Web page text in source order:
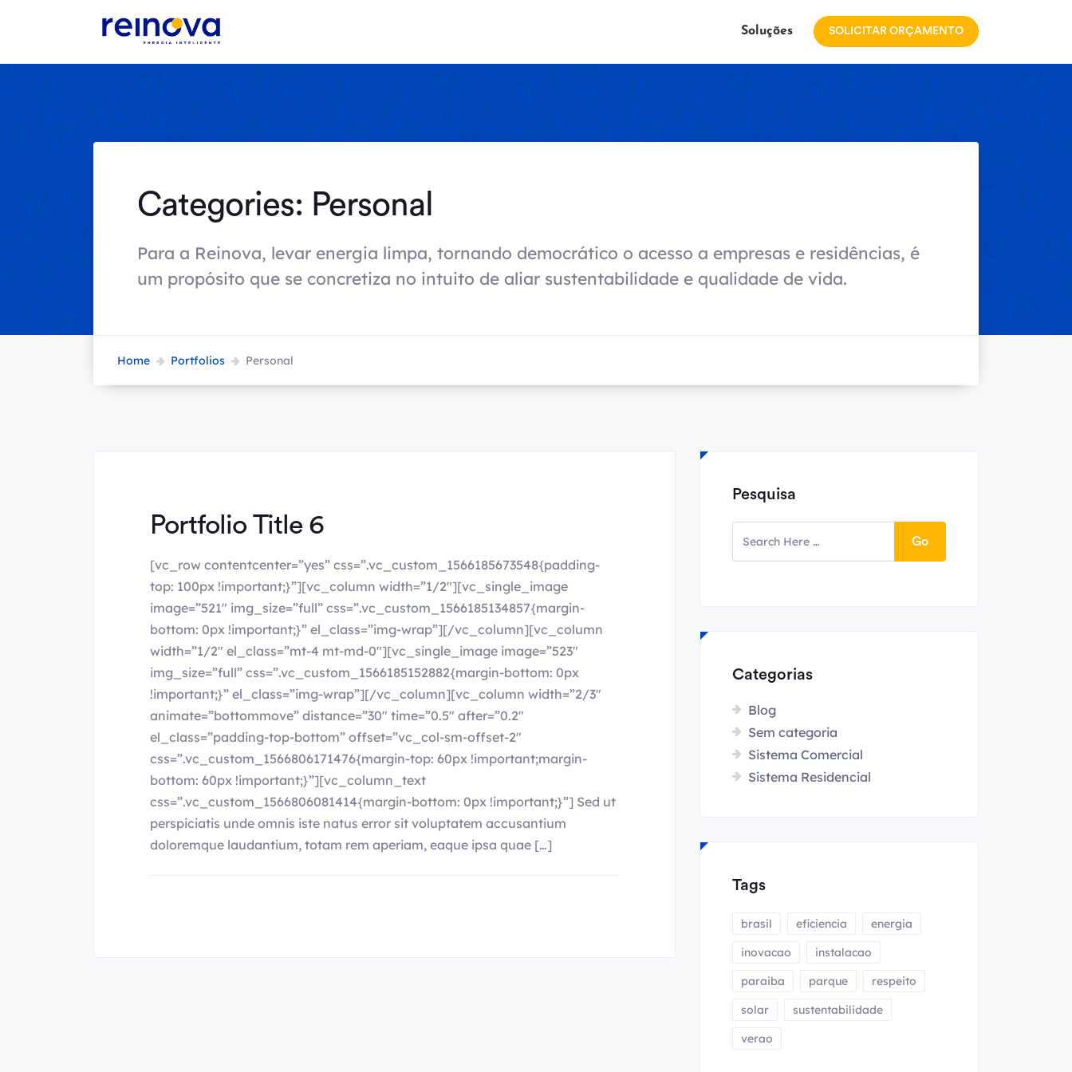
Soluções SOLICITAR ORÇAMENTO
Categories: Personal
Para a Reinova, levar energia limpa, tornando democrático o acesso a empresas e residências, é
um propósito que se concretiza no intuito de aliar sustentabilidade e qualidade de vida.
Home Portfolios Personal
Portfolio Title 6
[vc_row contentcenter=”yes” css=”.vc_custom_1566185673548{padding-
top: 100px !important;}”][vc_column width=”1/2″][vc_single_image
image=”521″ img_size=”full” css=”.vc_custom_1566185134857{margin-
bottom: 0px !important;}” el_class=”img-wrap”][/vc_column][vc_column
width=”1/2″ el_class=”mt-4 mt-md-0″][vc_single_image image=”523″
img_size=”full” css=”.vc_custom_1566185152882{margin-bottom: 0px
!important;}” el_class=”img-wrap”][/vc_column][vc_column width=”2/3″
animate=”bottommove” distance=”30″ time=”0.5″ after=”0.2″
el_class=”padding-top-bottom” offset=”vc_col-sm-offset-2″
css=”.vc_custom_1566806171476{margin-top: 60px !important;margin-
bottom: 60px !important;}”][vc_column_text
css=”.vc_custom_1566806081414{margin-bottom: 0px !important;}”] Sed ut
perspiciatis unde omnis iste natus error sit voluptatem accusantium
doloremque laudantium, totam rem aperiam, eaque ipsa quae […]
Pesquisa
Go
Categorias
Blog
Sem categoria
Sistema Comercial
Sistema Residencial
Tags
brasil eficiencia
energia
inovacao
instalacao
paraiba
parque
respeito
solar
sustentabilidade
verao